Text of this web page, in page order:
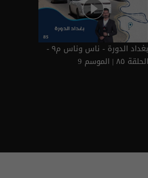
بغداد الدورة - ناس وناس م٩ -
الحلقة ٨٥ | الموسم 9